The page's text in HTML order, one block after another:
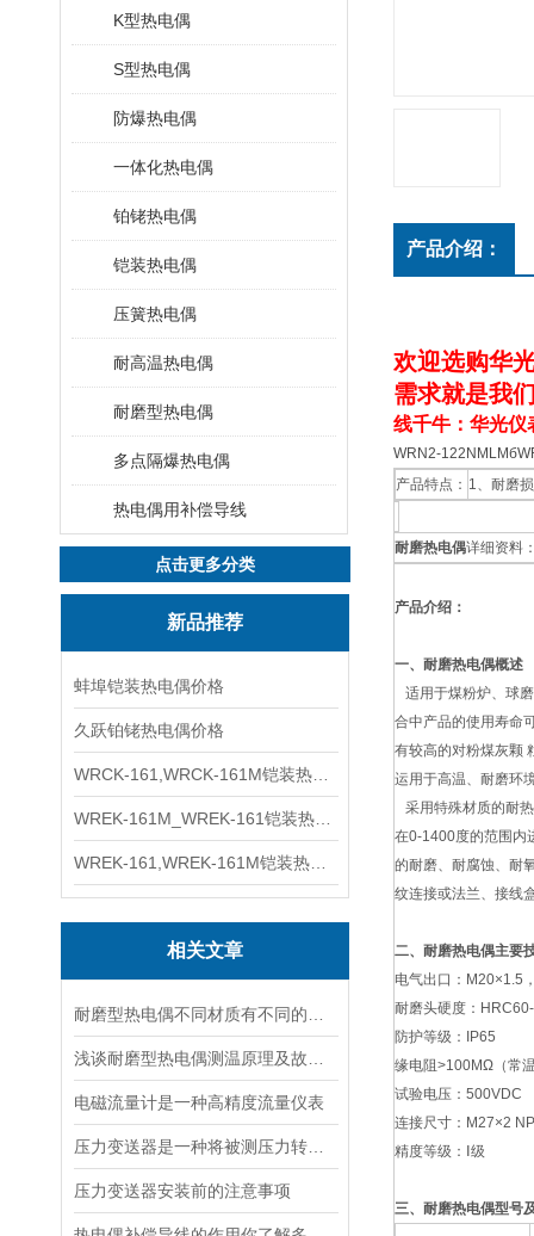
K型热电偶
S型热电偶
防爆热电偶
一体化热电偶
铂铑热电偶
铠装热电偶
压簧热电偶
耐高温热电偶
耐磨型热电偶
多点隔爆热电偶
热电偶用补偿导线
点击更多分类
新品推荐
蚌埠铠装热电偶价格
久跃铂铑热电偶价格
相关文章
电磁流量计是一种高精度流量仪表
压力变送器安装前的注意事项
产品介绍：
欢迎选购华
需求就是我
线千牛：华光仪
WRN2-
产品特点： 1、耐磨
耐磨热电偶详细资料
产品介绍：
一、耐磨热电偶概述
适用于煤粉炉、球
合中产品的使用寿命
有较高的对粉煤灰颗
运用于高温、耐磨环
采用特殊材质的耐
在0-1400度的范围内
的耐磨、耐腐蚀、耐
纹连接或法兰、接线
二、耐磨热电偶主要
电气出口：M20×1.5
耐磨头硬度：
防护等级：IP65
缘电阻>100MΩ（常
试验电压：500VDC
连接尺寸：M27×2
精度等级：Ⅰ级
三、耐磨热电偶型号